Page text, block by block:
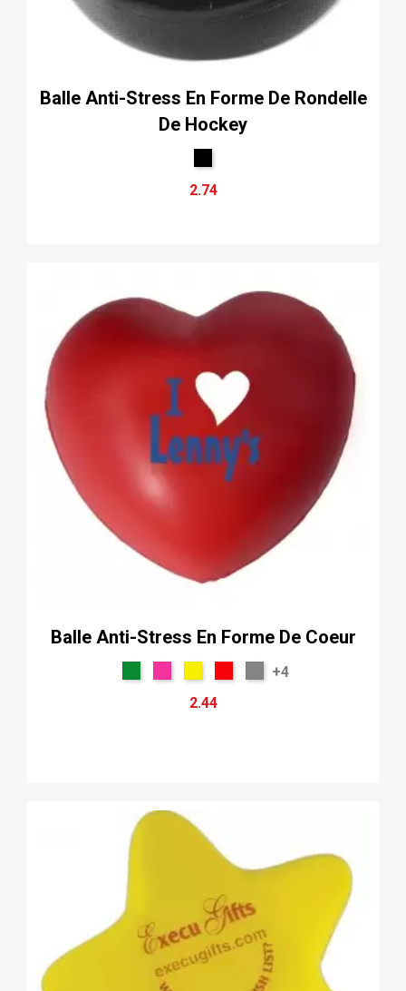
Balle Anti-Stress En Forme De Rondelle
De Hockey
2.74
Balle Anti-Stress En Forme De Coeur
+4
2.44